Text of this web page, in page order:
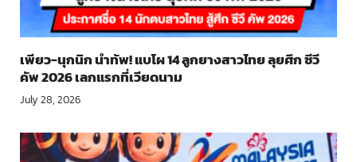
เพียว-นุกนิก นำทัพ! แบโผ 14 ลูกยางสาวไทย ลุยศึก ซีวี
คัพ 2026 เลกแรกที่เวียดนาม
July 28, 2026